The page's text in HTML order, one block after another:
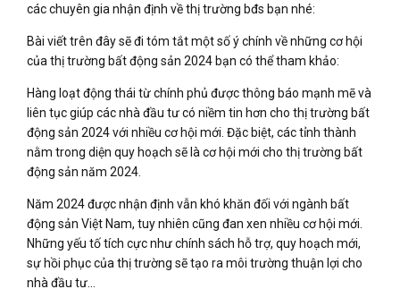
các chuyên gia nhận định về thị trường bđs bạn nhé:
Bài viết trên đây sẽ đi tóm tắt một số ý chính về những cơ hội
của thị trường bất động sản 2024 bạn có thể tham khảo:
Hàng loạt động thái từ chính phủ được thông báo mạnh mẽ và
liên tục giúp các nhà đầu tư có niềm tin hơn cho thị trường bất
động sản 2024 với nhiều cơ hội mới. Đặc biệt, các tỉnh thành
nằm trong diện quy hoạch sẽ là cơ hội mới cho thị trường bất
động sản năm 2024.
Năm 2024 được nhận định vẫn khó khăn đối với ngành bất
động sản Việt Nam, tuy nhiên cũng đan xen nhiều cơ hội mới.
Những yếu tố tích cực như chính sách hỗ trợ, quy hoạch mới,
sự hồi phục của thị trường sẽ tạo ra môi trường thuận lợi cho
nhà đầu tư…